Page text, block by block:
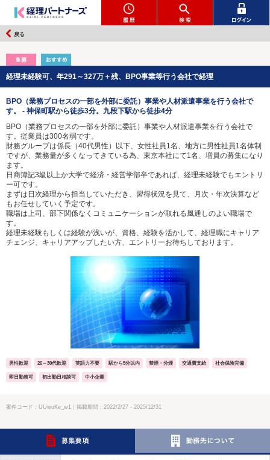
戻る
経理未経験可、年291～327万＋残、BPO事業等行う会社で経理
BPO（業務プロセスの一部を外部に委託）事業や人材派遣事業を行う会社で
す。 - 神保町駅から徒歩3分。九段下駅から徒歩4分
BPO（業務プロセスの一部を外部に委託）事業や人材派遣事業を行う会社で
す。従業員は300名弱です。
財務グループは係長（40代男性）以下、女性社員1名、地方に男性社員1名体制
ですが、業務量が多くなってきている為、東京本社にて1名、増員の募集になり
ます。
日商簿記3級以上か大学で経済・経営学部卒であれば、経理未経験でもエントリ
ー可です。
まずは日次経理から担当していただき、習得状況を見て、月次・年次決算など
もお任せしていく予定です。
職場は上司、部下関係なくコミュニケーションが取れる風通しのよい職場で
す。
経理未経験もしくは経験が浅いが、資格、経験を活かして、経理職にキャリア
チェンジ、キャリアアップしたい方、エントリーお待ちしております。
男性歓迎 20～30代歓迎 英語力不要 駅から5分以内 禁煙・分煙 交通費支給 社会保険完備
即日勤務可 初出勤日相談可 中小企業
案件コード：UUwuKe_w1｜掲載期間：2022/2/27 - 2025/12/31